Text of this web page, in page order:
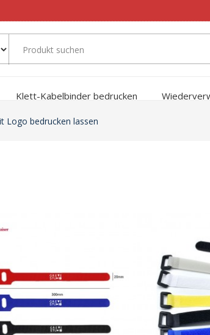
Klett-Kabelbinder bedrucken
Logo bedrucken lassen